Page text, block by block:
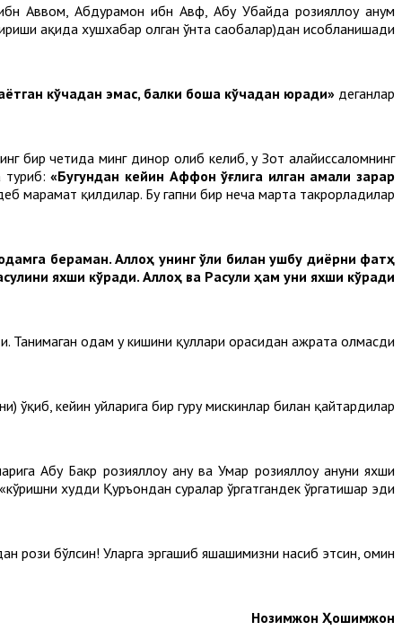
Аввом, Абдураҳмон ибн Авф, Абу Убайда розияллоҳу анҳум
ҳақида хушхабар олган ўнта саҳобалар)дан ҳисобланишади.
кўчадан эмас, балки бошқа кўчадан юради» деганлар.
бир четида минг динор олиб келиб, у Зот алайҳиссаломнинг
туриб:«Бугундан кейин Аффон ўғлига қилган амали зарар
марҳамат қилдилар. Бу гапни бир неча марта такрорладилар.
бераман. Аллоҳ унинг қўли билан ушбу диёрни фатҳ
яхши кўради. Аллоҳ ва Расули ҳам уни яхши кўради».
Танимаган одам у кишини қуллари орасидан ажрата олмасди.
кейин уйларига бир гуруҳ мискинлар билан қайтардилар.
Абу Бакр розияллоҳу анҳу ва Умар розияллоҳу анҳуни яхши
кўришни худди Қуръондан суралар ўргатгандек ўргатишар эди».
рози бўлсин! Уларга эргашиб яшашимизни насиб этсин, омин!
Нозимжон Ҳошимжон